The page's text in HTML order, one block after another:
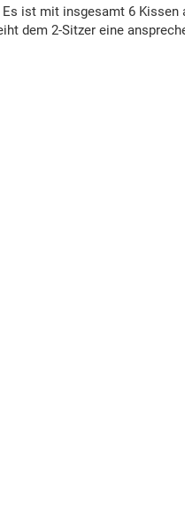
Es ist mit insgesamt 6
dem 2-Sitzer eine